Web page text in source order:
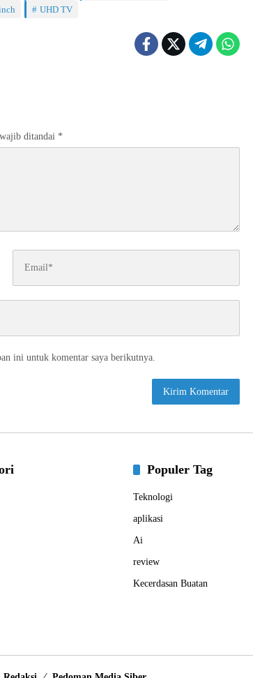
UHD TV
ditandai *
ini untuk komentar saya berikutnya.
Populer Tag
Teknologi
aplikasi
Ai
review
Kecerdasan Buatan